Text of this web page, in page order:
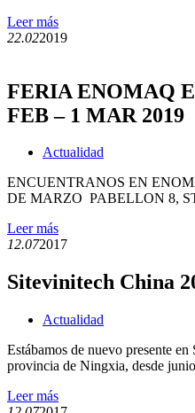
Leer más
22.022019
FERIA ENOMAQ
FEB – 1 MAR 2019
Actualidad
ENCUENTRANOS EN
DE MARZO PABELLON 8,
Leer más
12.072017
Sitevinitech China
Actualidad
Estábamos de nuevo presente
provincia de Ningxia, desde
Leer más